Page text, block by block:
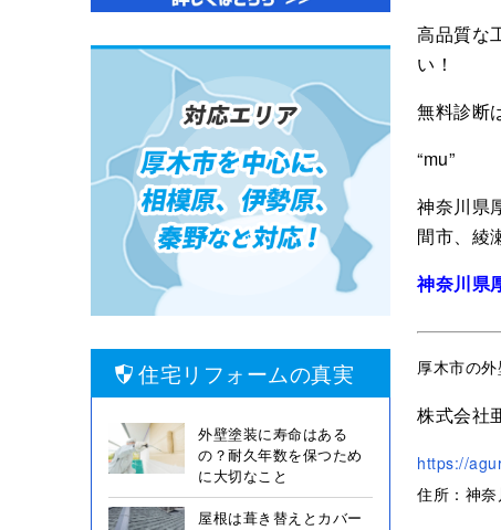
高品質な
い！
無料診断
“mu”
神奈川県
間市、綾
神奈川県
厚木市の
株式会社
https://
住所：神
住宅リフォームの真実
外壁塗装に寿命はある
の？耐久年数を保つため
に大切なこと
屋根は葺き替えとカバー